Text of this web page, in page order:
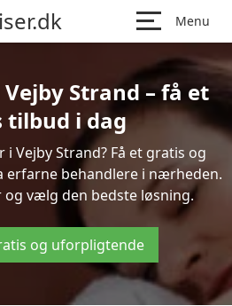
Menu
Strand – få et
tilbud i dag
Vejby Strand? Få et gratis og
behandlere i nærheden.
og vælg den bedste løsning.
og uforpligtende